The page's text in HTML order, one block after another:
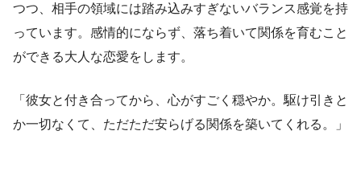
つつ、相手の領域には踏み込みすぎないバランス感覚を持
っています。感情的にならず、落ち着いて関係を育むこと
ができる大人な恋愛をします。
「彼女と付き合ってから、心がすごく穏やか。駆け引きと
か一切なくて、ただただ安らげる関係を築いてくれる。」